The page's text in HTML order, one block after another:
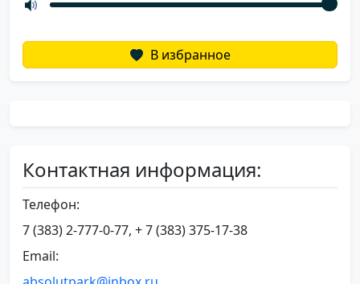
В избранное
Контактная информация:
Телефон:
7 (383) 2-777-0-77, + 7 (383) 375-17-38
Email: